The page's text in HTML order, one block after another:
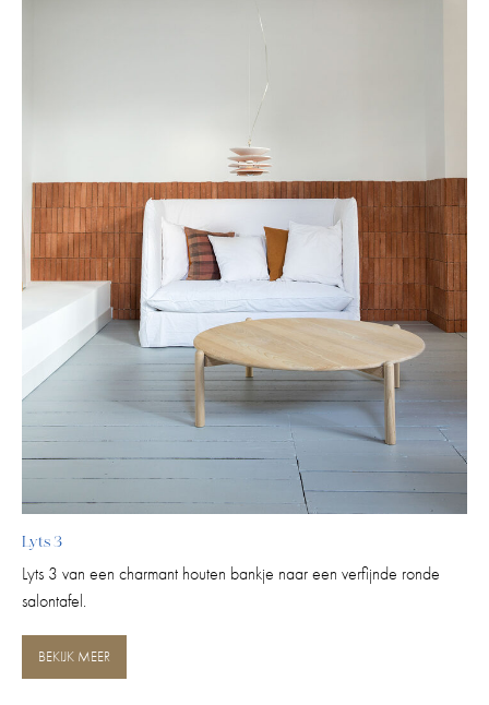
Lyts 3
Lyts 3 van een charmant houten bankje naar een verfijnde ronde
salontafel.
BEKIJK MEER